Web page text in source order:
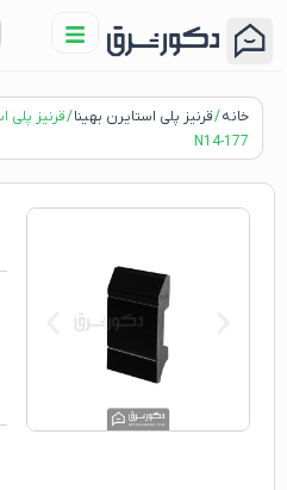
خانه/قرنیز پلی استایرن بهینا
N14-177